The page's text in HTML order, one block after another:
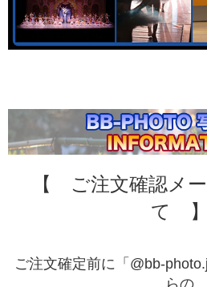
【 ご注文確認メ
て 】
ご注文確定前に「@bb-